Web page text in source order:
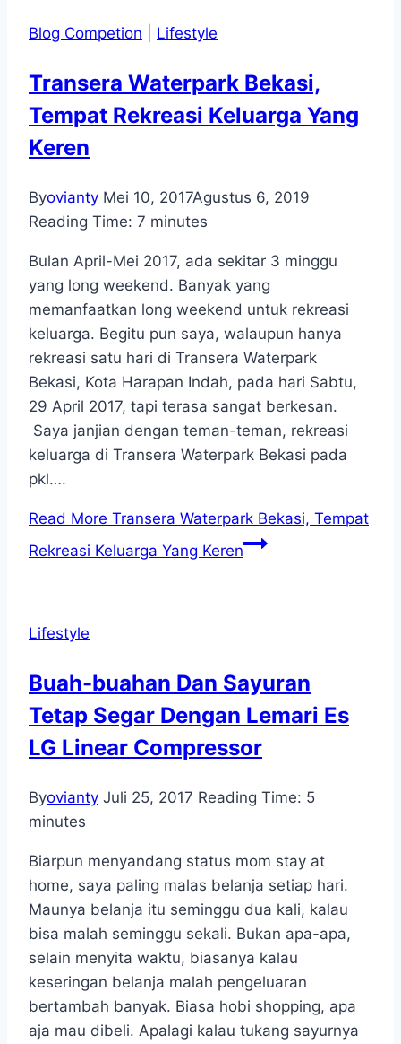
Blog Competion Lifestyle
Transera Waterpark Bekasi,
Tempat Rekreasi Keluarga Yang
Keren
Byovianty Mei 10, 2017Agustus 6, 2019
Reading Time: 7 minutes
Bulan April-Mei 2017, ada sekitar 3 minggu
yang long weekend. Banyak yang
memanfaatkan long weekend untuk rekreasi
keluarga. Begitu pun saya, walaupun hanya
rekreasi satu hari di Transera Waterpark
Bekasi, Kota Harapan Indah, pada hari Sabtu,
29 April 2017, tapi terasa sangat berkesan.
Saya janjian dengan teman-teman, rekreasi
keluarga di Transera Waterpark Bekasi pada
pkl….
Read More Transera Waterpark Bekasi, Tempat
Rekreasi Keluarga Yang Keren
Lifestyle
Buah-buahan Dan Sayuran
Tetap Segar Dengan Lemari Es
LG Linear Compressor
Byovianty Juli 25, 2017 Reading Time: 5
minutes
Biarpun menyandang status mom stay at
home, saya paling malas belanja setiap hari.
Maunya belanja itu seminggu dua kali, kalau
bisa malah seminggu sekali. Bukan apa-apa,
selain menyita waktu, biasanya kalau
keseringan belanja malah pengeluaran
bertambah banyak. Biasa hobi shopping, apa
aja mau dibeli. Apalagi kalau tukang sayurnya